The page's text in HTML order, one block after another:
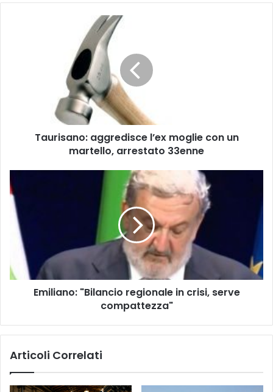
Taurisano: aggredisce l’ex moglie con un
martello, arrestato 33enne
"Bilancio
regionale
in
crisi,
serve
compattezza"
Emiliano: "Bilancio regionale in crisi, serve
compattezza"
Articoli Correlati